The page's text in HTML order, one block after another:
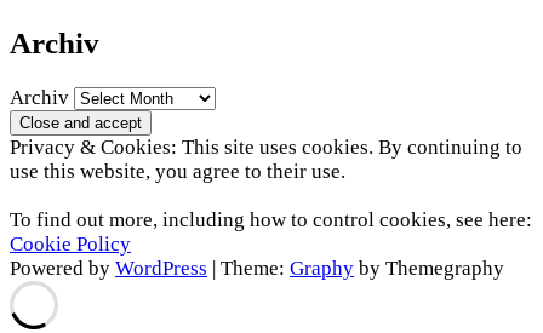
Archiv
Archiv
Privacy & Cookies: This site uses cookies. By continuing to
use this website, you agree to their use.
To find out more, including how to control cookies, see here:
Cookie Policy
Powered by WordPress | Theme: Graphy by Themegraphy